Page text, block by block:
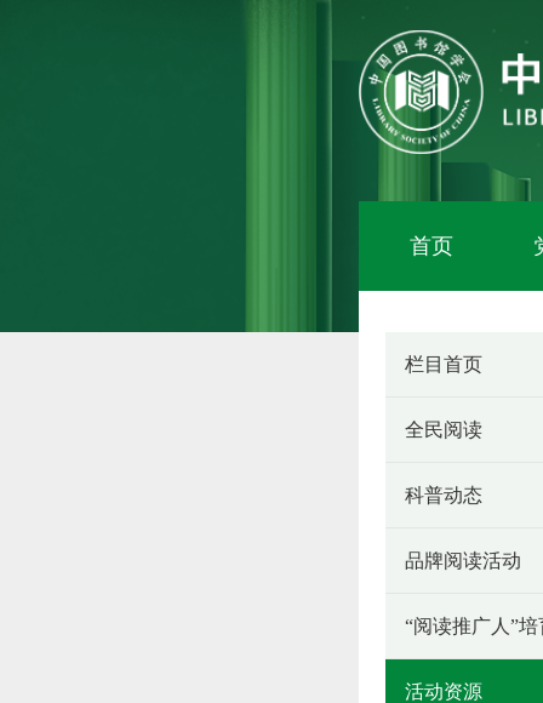
首页
栏目首页
全民阅读
科普动态
品牌阅读活动
“阅读推广人”
活动资源